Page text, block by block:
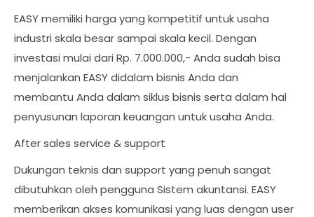
EASY memiliki harga yang kompetitif untuk usaha
industri skala besar sampai skala kecil. Dengan
investasi mulai dari Rp. 7.000.000,- Anda sudah bisa
menjalankan EASY didalam bisnis Anda dan
membantu Anda dalam siklus bisnis serta dalam hal
penyusunan laporan keuangan untuk usaha Anda.
After sales service & support
Dukungan teknis dan support yang penuh sangat
dibutuhkan oleh pengguna Sistem akuntansi. EASY
memberikan akses komunikasi yang luas dengan user